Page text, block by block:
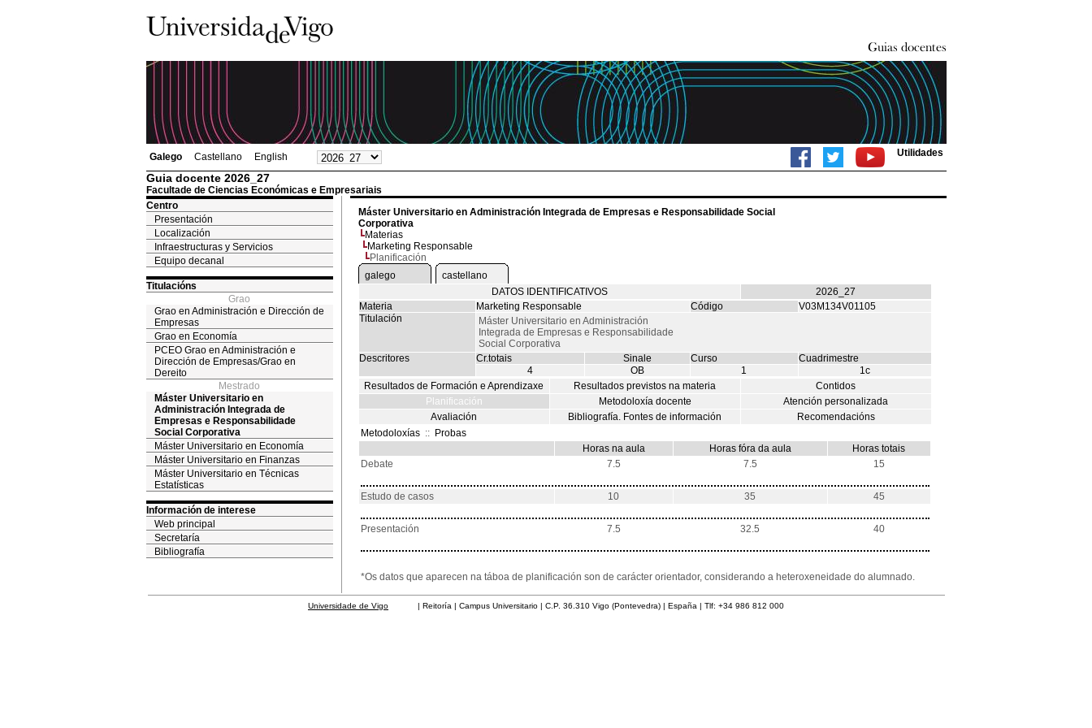
Galego Castellano English Utilidades
Guia docente 2026_27
Facultade de Ciencias Económicas e Empresariais
Centro
Presentación
Localización
Infraestructuras y Servicios
Equipo decanal
Titulacións
Grao
Grao en Administración e Dirección de
Empresas
Grao en Economía
PCEO Grao en Administración e
Dirección de Empresas/Grao en
Dereito
Mestrado
Máster Universitario en
Administración Integrada de
Empresas e Responsabilidade
Social Corporativa
Máster Universitario en Economía
Máster Universitario en Finanzas
Máster Universitario en Técnicas
Estatísticas
Información de interese
Web principal
Secretaría
Bibliografía
Máster Universitario en Administración Integrada de Empresas e Responsabilidade Social
Corporativa
Materias
Marketing Responsable
Planificación
galego
castellano
DATOS IDENTIFICATIVOS
2026_27
Materia
Marketing Responsable Código
V03M134V01105
Titulación
Máster Universitario en Administración
Integrada de Empresas e Responsabilidade
Social Corporativa
Descritores
Cr.totais Sinale Curso
Cuadrimestre
4
OB 1
1c
Resultados de Formación e Aprendizaxe
Resultados previstos na materia
Contidos
Planificación
Metodoloxía docente
Atención personalizada
Avaliación
Bibliografía. Fontes de información
Recomendacións
Metodoloxías:: Probas
Horas na aula
Horas fóra da aula
Horas totais
Debate
7.5 7.5 15
Estudo de casos 10 35 45
Presentación 7.5 32.5 40
*Os datos que aparecen na táboa de planificación son de carácter orientador, considerando a heteroxeneidade do alumnado.
Universidade de Vigo | Reitoría | Campus Universitario | C.P. 36.310 Vigo (Pontevedra) | España | Tlf: +34 986 812 000